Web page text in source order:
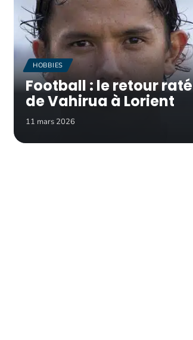
HOBBIES
Football : le retour raté
de Vahirua à Lorient
11 mars 2026